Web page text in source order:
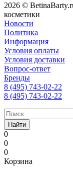
2026 ©
косметики
Новости
Политика
Информация
Условия оплаты
Условия доставки
Вопрос-ответ
Бренды
8 (495) 743-02-22
8 (495) 743-02-22
Найти
0
0
0
Корзина